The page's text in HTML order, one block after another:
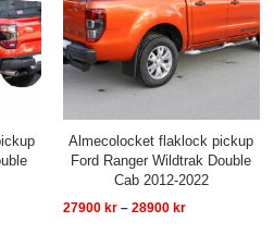
Almecolocket flaklock pickup
Ford Ranger Wildtrak Double
Cab 2012-2022
27900 kr – 28900 kr